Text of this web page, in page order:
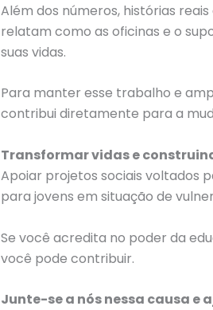
Além dos números, histórias
relatam como as oficinas e o
suas vidas.
Para manter esse trabalho e
contribui diretamente para a
Transformar vidas e
Apoiar projetos sociais voltados
para jovens em situação de
Se você acredita no poder da
você pode contribuir.
Junte-se a nós nessa causa e